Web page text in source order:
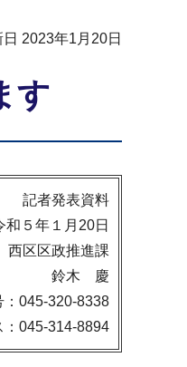
2023年1月20日
す
記者発表資料
和５年１月20日
西区区政推進課
鈴木 慶
：045-320-8338
：045-314-8894